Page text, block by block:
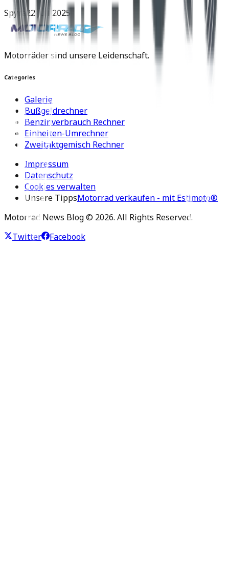
Spyra22 Juli 2025
Motorräder sind unsere Leidenschaft.
Categories
Galerie
Bußgeldrechner
Benzinverbrauch Rechner
Einheiten-Umrechner
Zweitaktgemisch Rechner
Impressum
Datenschutz
Cookies verwalten
Unsere TippsMotorrad verkaufen - mit Estimoto®
Motorrad News Blog © 2026. All Rights Reserved.
Twitter
Facebook